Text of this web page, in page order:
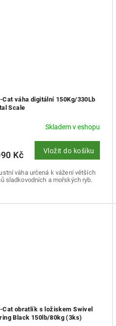
Cat váha digitální 150Kg/330Lb
Scale
Skladem v eshopu
Kč Vložit do košíku
váha určená k vážení větších
sladkovodních a mořských ryb.
Cat obratlík s ložiskem Swivel
Black 150lb/80kg (3ks)